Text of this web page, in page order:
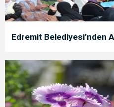
Edremit Belediyesi’nden